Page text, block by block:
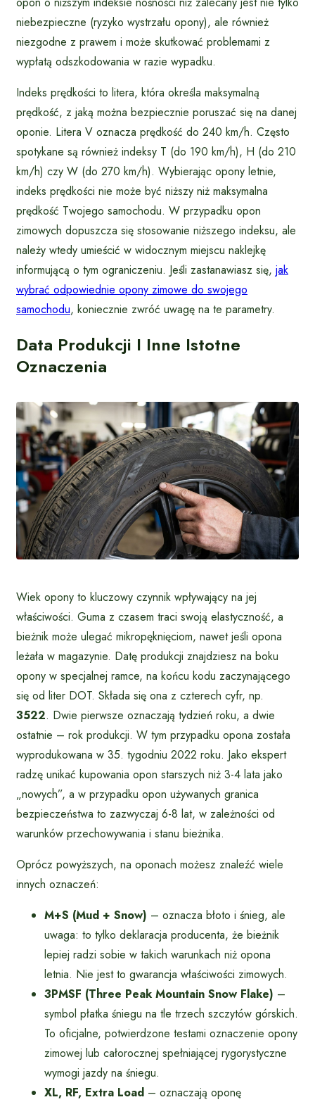
niebezpieczne (ryzyko wystrzału opony), ale również
niezgodne z prawem i może skutkować problemami z
wypłatą odszkodowania w razie wypadku.
Indeks prędkości to litera, która określa maksymalną
prędkość, z jaką można bezpiecznie poruszać się na danej
oponie. Litera V oznacza prędkość do 240 km/h. Często
spotykane są również indeksy T (do 190 km/h), H (do 210
km/h) czy W (do 270 km/h). Wybierając opony letnie,
indeks prędkości nie może być niższy niż maksymalna
prędkość Twojego samochodu. W przypadku opon
zimowych dopuszcza się stosowanie niższego indeksu, ale
należy wtedy umieścić w widocznym miejscu naklejkę
informującą o tym ograniczeniu. Jeśli zastanawiasz się, jak
wybrać odpowiednie opony zimowe do swojego
samochodu, koniecznie zwróć uwagę na te parametry.
Data Produkcji I Inne Istotne
Oznaczenia
Wiek opony to kluczowy czynnik wpływający na jej
właściwości. Guma z czasem traci swoją elastyczność, a
bieżnik może ulegać mikropęknięciom, nawet jeśli opona
leżała w magazynie. Datę produkcji znajdziesz na boku
opony w specjalnej ramce, na końcu kodu zaczynającego
się od liter DOT. Składa się ona z czterech cyfr, np.
3522. Dwie pierwsze oznaczają tydzień roku, a dwie
ostatnie – rok produkcji. W tym przypadku opona została
wyprodukowana w 35. tygodniu 2022 roku. Jako ekspert
radzę unikać kupowania opon starszych niż 3-4 lata jako
„nowych”, a w przypadku opon używanych granica
bezpieczeństwa to zazwyczaj 6-8 lat, w zależności od
warunków przechowywania i stanu bieżnika.
Oprócz powyższych, na oponach możesz znaleźć wiele
innych oznaczeń:
M+S (Mud + Snow) – oznacza błoto i śnieg, ale
uwaga: to tylko deklaracja producenta, że bieżnik
lepiej radzi sobie w takich warunkach niż opona
letnia. Nie jest to gwarancja właściwości zimowych.
3PMSF (Three Peak Mountain Snow Flake) –
symbol płatka śniegu na tle trzech szczytów górskich.
To oficjalne, potwierdzone testami oznaczenie opony
zimowej lub całorocznej spełniającej rygorystyczne
wymogi jazdy na śniegu.
XL, RF, Extra Load – oznaczają oponę